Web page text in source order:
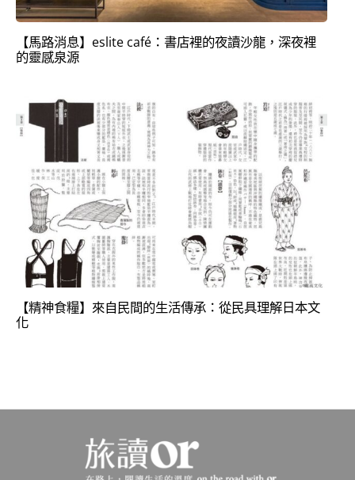
【馬路消息】eslite café：書店裡的夜讀沙龍，深夜裡
的靈感泉源
【精神食糧】來自民間的生活傳承：從民具理解日本文
化